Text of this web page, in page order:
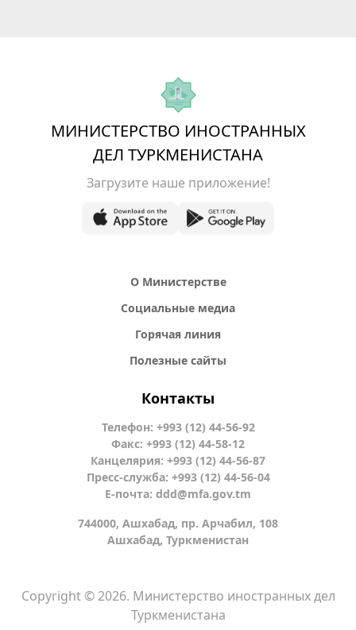
МИНИСТЕРСТВО ИНОСТРАННЫХ
ДЕЛ ТУРКМЕНИСТАНА
Загрузите наше приложение!
О Министерстве
Социальные медиа
Горячая линия
Полезные сайты
Контакты
Телефон: +993 (12) 44-56-92
Факс: +993 (12) 44-58-12
Канцелярия: +993 (12) 44-56-87
Пресс-служба: +993 (12) 44-56-04
Е-почта: ddd@mfa.gov.tm
744000, Ашхабад, пр. Арчабил, 108
Ашхабад, Туркменистан
Copyright © 2026. Министерство иностранных дел
Туркменистана